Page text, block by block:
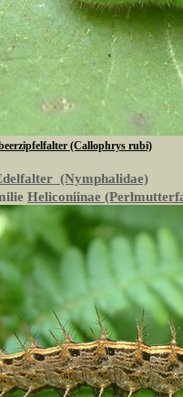
(Callophrys rubi)
(Nymphalidae)
Heliconiinae